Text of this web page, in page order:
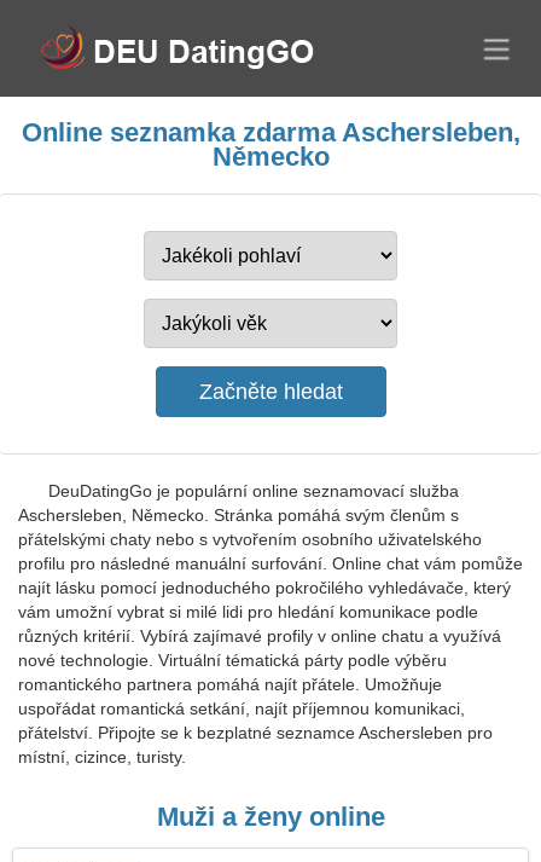
Online seznamka zdarma Aschersleben,
Německo
DeuDatingGo je populární online seznamovací služba
Aschersleben, Německo. Stránka pomáhá svým členům s
přátelskými chaty nebo s vytvořením osobního uživatelského
profilu pro následné manuální surfování. Online chat vám pomůže
najít lásku pomocí jednoduchého pokročilého vyhledávače, který
vám umožní vybrat si milé lidi pro hledání komunikace podle
různých kritérií. Vybírá zajímavé profily v online chatu a využívá
nové technologie. Virtuální tématická párty podle výběru
romantického partnera pomáhá najít přátele. Umožňuje
uspořádat romantická setkání, najít příjemnou komunikaci,
přátelství. Připojte se k bezplatné seznamce Aschersleben pro
místní, cizince, turisty.
Muži a ženy online